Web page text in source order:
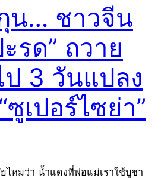
น… ชาวจีน
รด” ถวาย
3 วันแปลง
ซูเปอร์ไซย่า”
ไหมว่า น้ำแดงที่พ่อแม่เราใช้บูชา